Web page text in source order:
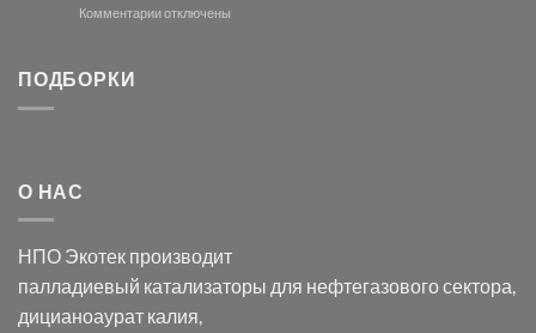
модификации
и
Комментариик
оксида
в
электролите
отключены
ПОДБОРКИ
О НАС
НПО Экотек производит
палладиевый катализаторы для нефтегазового сектора,
дицианоаурат калия,